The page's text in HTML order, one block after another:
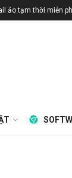
ảo tạm thời miễn